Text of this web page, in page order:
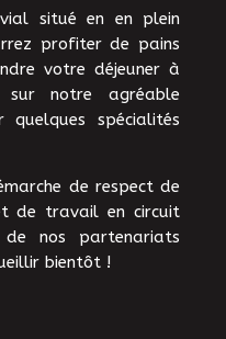
situé en en plein
profiter de pains
votre déjeuner à
notre agréable
spécialités
de respect de
de travail en circuit
nos partenariats
bientôt !